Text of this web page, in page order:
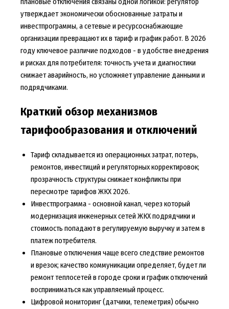
утверждает экономически обоснованные затраты и
инвестпрограммы, а сетевые и ресурсоснабжающие
организации превращают их в тариф и график работ. В 2026
году ключевое различие подходов - в удобстве внедрения
и рисках для потребителя: точность учета и диагностики
снижает аварийность, но усложняет управление данными и
подрядчиками.
Краткий обзор механизмов
тарифообразования и отключений
Тариф складывается из операционных затрат, потерь,
ремонтов, инвестиций и регуляторных корректировок;
прозрачность структуры снижает конфликты при
пересмотре тарифов ЖКХ 2026.
Инвестпрограмма - основной канал, через который
модернизация инженерных сетей ЖКХ подрядчики и
стоимость попадают в регулируемую выручку и затем в
платеж потребителя.
Плановые отключения чаще всего следствие ремонтов
и врезок; качество коммуникации определяет, будет ли
ремонт теплосетей в городе сроки и график отключений
восприниматься как управляемый процесс.
Цифровой мониторинг (датчики, телеметрия) обычно